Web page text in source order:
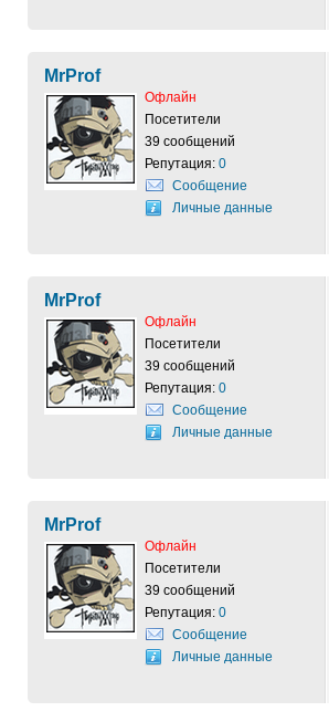
MrProf
Офлайн
Посетители
39 сообщений
Репутация: 0
Сообщение
Личные данные
MrProf
Офлайн
Посетители
39 сообщений
Репутация: 0
Сообщение
Личные данные
MrProf
Офлайн
Посетители
39 сообщений
Репутация: 0
Сообщение
Личные данные